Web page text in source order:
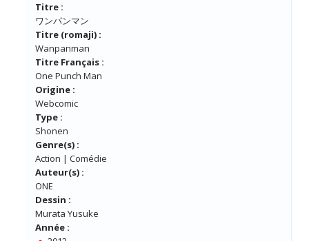
Titre :
ワンパンマン
Titre (romaji) :
Wanpanman
Titre Français :
One Punch Man
Origine :
Webcomic
Type :
Shonen
Genre(s) :
Action | Comédie
Auteur(s) :
ONE
Dessin :
Murata Yusuke
Année :